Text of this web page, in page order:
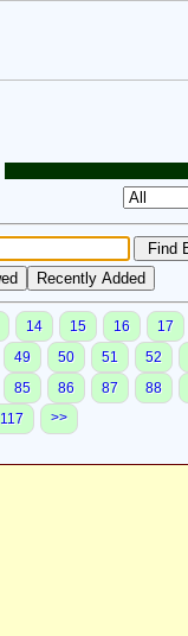
14 15 16 17
49 50 51 52
85 86 87 88
117
>>